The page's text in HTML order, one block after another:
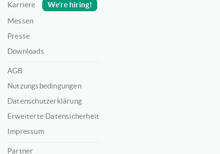
Karriere
We’re hiring!
Messen
Presse
Downloads
AGB
Nutzungsbedingungen
Datenschutzerklärung
Erweiterte Datensicherheit
Impressum
Partner